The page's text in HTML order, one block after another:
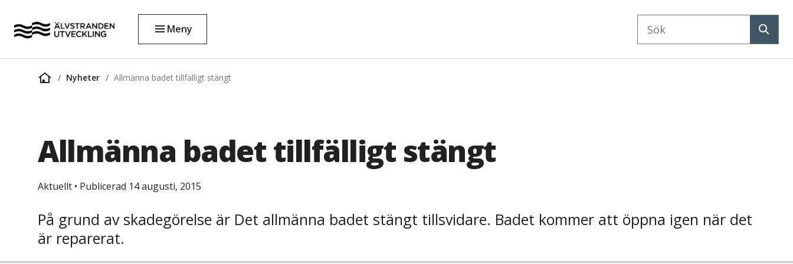
Meny
Sök
Startsida
Nyheter Allmänna badet tillfälligt stängt
Allmänna badet tillfälligt stängt
Aktuellt • Publicerad 14 augusti, 2015
På grund av skadegörelse är Det allmänna badet stängt tillsvidare. Badet kommer att öppna igen när det
är reparerat.